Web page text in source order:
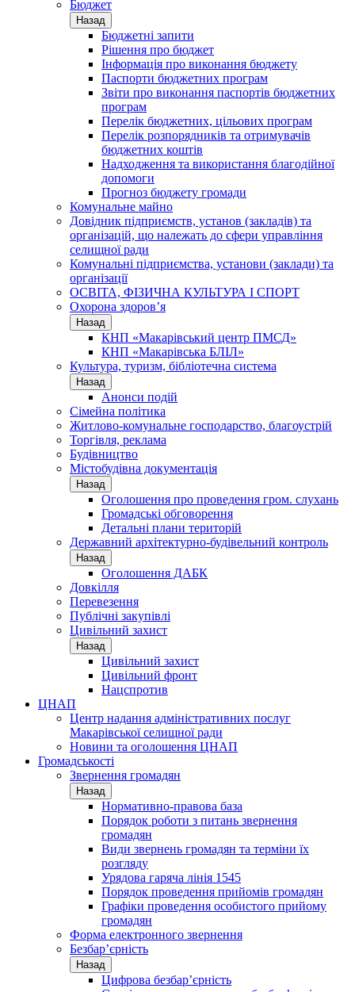
Бюджет
Назад
Бюджетні запити
Рішення про бюджет
Інформація про виконання бюджету
Паспорти бюджетних програм
Звіти про виконання паспортів бюджетних
програм
Перелік бюджетних, цільових програм
Перелік розпорядників та отримувачів
бюджетних коштів
Надходження та використання благодійної
допомоги
Прогноз бюджету громади
Комунальне майно
Довідник підприємств, установ (закладів) та
організацій, що належать до сфери управління
селищної ради
Комунальні підприємства, установи (заклади) та
організації
ОСВІТА, ФІЗИЧНА КУЛЬТУРА І СПОРТ
Охорона здоров’я
Назад
КНП «Макарівський центр ПМСД»
КНП «Макарівська БЛІЛ»
Культура, туризм, бібліотечна система
Назад
Анонси подій
Сімейна політика
Житлово-комунальне господарство, благоустрій
Торгівля, реклама
Будівництво
Містобудівна документація
Назад
Оголошення про проведення гром. слухань
Громадські обговорення
Детальні плани територій
Державний архітектурно-будівельний контроль
Назад
Оголошення ДАБК
Довкілля
Перевезення
Публічні закупівлі
Цивільний захист
Назад
Цивільний захист
Цивільний фронт
Нацспротив
ЦНАП
Центр надання адміністративних послуг
Макарівської селищної ради
Новини та оголошення ЦНАП
Громадськості
Звернення громадян
Назад
Нормативно-правова база
Порядок роботи з питань звернення
громадян
Види звернень громадян та терміни їх
розгляду
Урядова гаряча лінія 1545
Порядок проведення прийомів громадян
Графіки проведення особистого прийому
громадян
Форма електронного звернення
Безбар’єрність
Назад
Цифрова безбар’єрність